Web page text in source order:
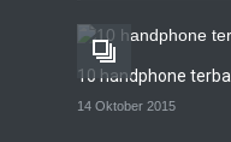
10 handphone
14 Oktober 2015